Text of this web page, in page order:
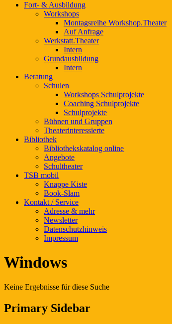
Fort- & Ausbildung
Workshops
Montagsreihe Workshop.Theater
Auf Anfrage
Werkstatt.Theater
Intern
Grundausbildung
Intern
Beratung
Schulen
Workshops Schulprojekte
Coaching Schulprojekte
Schulprojekte
Bühnen und Gruppen
Theaterinteressierte
Bibliothek
Bibliothekskatalog online
Angebote
Schultheater
TSB mobil
Knappe Kiste
Book-Slam
Kontakt / Service
Adresse & mehr
Newsletter
Datenschutzhinweis
Impressum
Windows
Keine Ergebnisse für diese Suche
Primary Sidebar